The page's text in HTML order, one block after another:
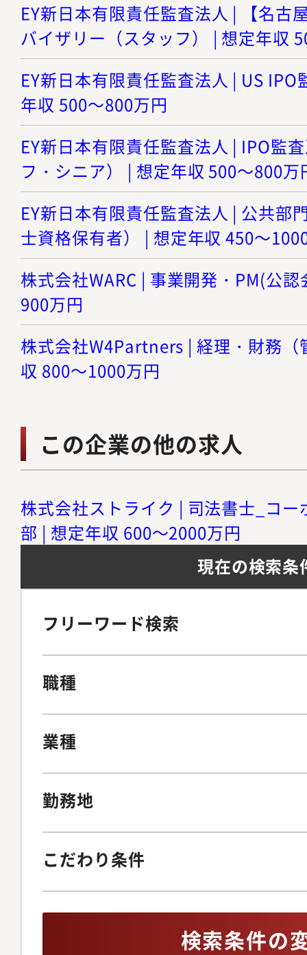
EY新日本有限責任監査法人 | 【名古
バイザリー（スタッフ） | 想定年収
EY新日本有限責任監査法人 | US
年収 500～800万円
EY新日本有限責任監査法人 | IPO監
フ・シニア） | 想定年収 500～800万
EY新日本有限責任監査法人 | 公共部
士資格保有者） | 想定年収 450～
株式会社WARC | 事業開発・PM(公
900万円
株式会社W4Partners | 経理・財務（
収 800～1000万円
この企業の他の求人
株式会社ストライク | 司法書士_コ
部 | 想定年収 600～2000万円
現在の検索条
フリーワード検索
職種
業種
勤務地
こだわり条件
検索条件の